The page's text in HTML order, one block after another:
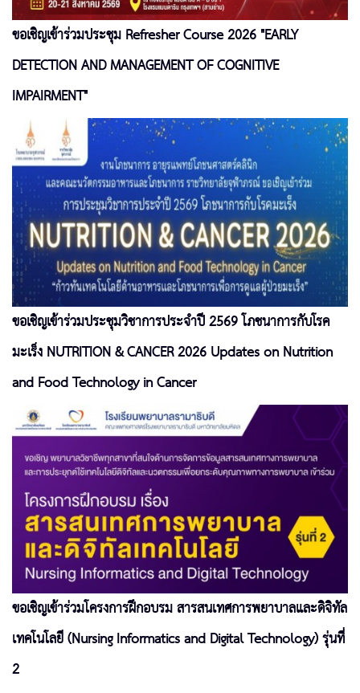
ขอเชิญเข้าร่วมประชุม Refresher Course 2026 "EARLY
DETECTION AND MANAGEMENT OF COGNITIVE
IMPAIRMENT"
ขอเชิญเข้าร่วมประชุมวิชาการประจำปี 2569 โภชนาการกับโรค
มะเร็ง NUTRITION & CANCER 2026 Updates on Nutrition
and Food Technology in Cancer
ขอเชิญเข้าร่วมโครงการฝึกอบรม สารสนเทศการพยาบาลและดิจิทัล
เทคโนโลยี (Nursing Informatics and Digital Technology) รุ่นที่
2